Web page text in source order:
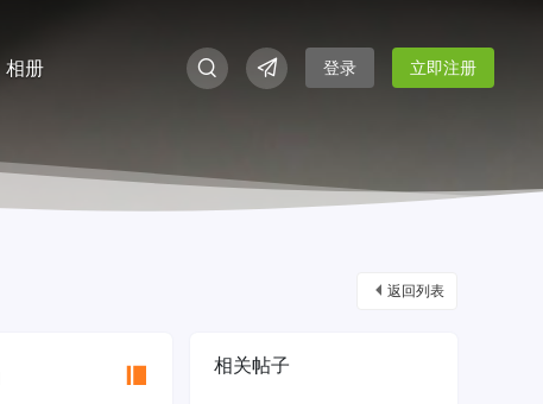
相册 登录 立即注册
返回列表
相关帖子